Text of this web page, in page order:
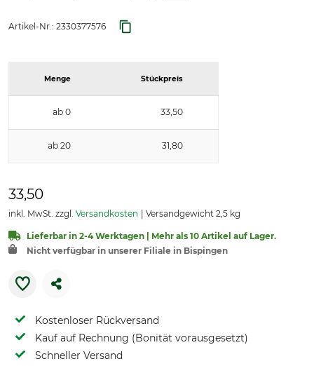
Artikel-Nr.: 2330377576
Menge Stückpreis
ab 0 33,50
ab 20 31,80
33,50
inkl. MwSt. zzgl. Versandkosten Versandgewicht 2,5 kg
Lieferbar in 2-4 Werktagen | Mehr als 10 Artikel auf Lager.
Nicht verfügbar in unserer Filiale in Bispingen
Kostenloser Rückversand
Kauf auf Rechnung (Bonität vorausgesetzt)
Schneller Versand